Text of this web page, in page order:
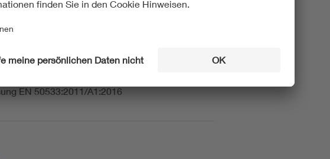
0115-533/A1):2017-10
der dreiphasigen (Drehstrom-) Bordnetz-
EN 50533:2011/A1:2016